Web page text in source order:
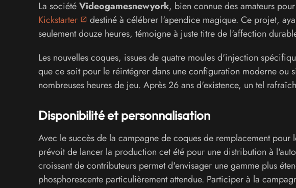
La sociétéVideogamesnewyork, bien connue des amateurs
Kickstarter
destiné à célébrer l'apendice magique. Ce projet,
seulement douze heures, témoigne à juste titre de l'affection
Les nouvelles coques, issues de quatre moules d'injection
que ce soit pour le réintégrer dans une configuration moderne ou
nombreuses heures de jeu. Après 26 ans d'existence, un tel
Disponibilité et personnalisation
Avec le succès de la campagne de coques de remplacement pour
prévoit de lancer la production cet été pour une distribution à
croissant de contributeurs permet d'envisager une gamme plus
phosphorescente particulièrement attendue. Participer à la